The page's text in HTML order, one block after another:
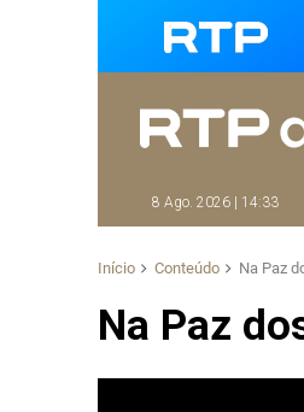
8 Ago. 2026 | 14:33
Início Conteúdo Na Paz
Na Paz